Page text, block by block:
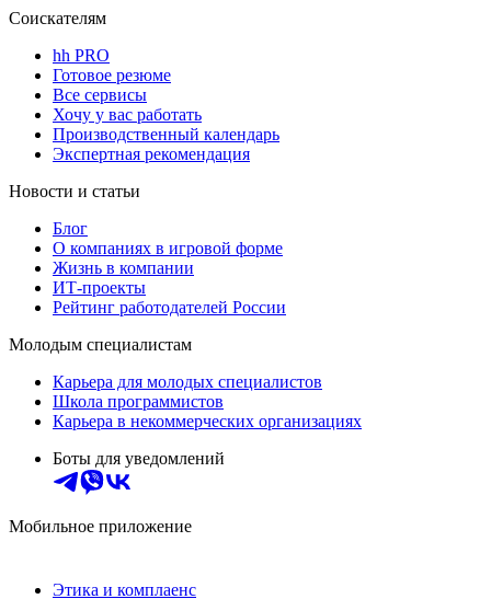
Соискателям
hh PRO
Готовое резюме
Все сервисы
Хочу у вас работать
Производственный календарь
Экспертная рекомендация
Новости и статьи
Блог
О компаниях в игровой форме
Жизнь в компании
ИТ-проекты
Рейтинг работодателей России
Молодым специалистам
Карьера для молодых специалистов
Школа программистов
Карьера в некоммерческих организациях
Боты для уведомлений
Мобильное приложение
Этика и комплаенс